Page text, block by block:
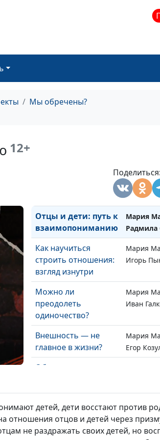
Мы обречены?
12+
Поделиться:
Мария
Сергей
Отцы и дети: путь к
взаимопониманию
Мария
Радмила
Как научиться
строить отношения:
взгляд изнутри
Мария
Игорь
Можно ли
преодолеть
одиночество?
Мария
Иван
Внешность — не
главное в жизни?
Мария
Егор
Обречены ли мы на
деньги?
Как обрести силы в
мире страданий?
Мария
детей, дети восстают против
отношения отцов и детей через
не раздражать своих детей, но